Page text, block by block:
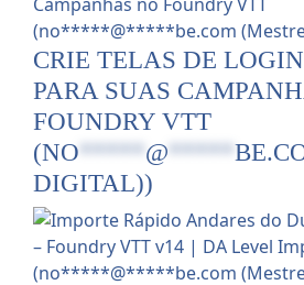
CRIE TELAS DE
PARA SUAS
FOUNDRY VTT
(NO*****@*****
DIGITAL))